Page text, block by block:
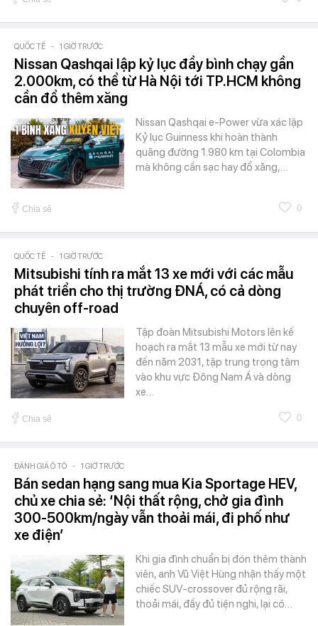
QUỐC TẾ - 1 GIỜ TRƯỚC
Nissan Qashqai lập kỷ lục đầy bình chạy gần
2.000km, có thể từ Hà Nội tới TP.HCM không
cần đổ thêm xăng
Nissan Qashqai e-Power vừa xác lập
Kỷ lục Guinness khi hoàn thành
quãng đường 1.980 km tại Colombia
mà không cần sạc hay đổ xăng,…
Chia sẻ 0
QUỐC TẾ - 1 GIỜ TRƯỚC
Mitsubishi tính ra mắt 13 xe mới với các mẫu
phát triển cho thị trường ĐNÁ, có cả dòng
chuyên off-road
Tập đoàn Mitsubishi Motors lên kế
hoạch ra mắt 13 mẫu xe mới từ nay
đến năm 2031, tập trung trọng tâm
vào khu vực Đông Nam Á và dòng
xe…
Chia sẻ 0
ĐÁNH GIÁ Ô TÔ - 1 GIỜ TRƯỚC
Bán sedan hạng sang mua Kia Sportage HEV,
chủ xe chia sẻ: ‘Nội thất rộng, chở gia đình
300-500km/ngày vẫn thoải mái, đi phố như
xe điện’
Khi gia đình chuẩn bị đón thêm thành
viên, anh Vũ Việt Hùng nhận thấy một
chiếc SUV-crossover đủ rộng rãi,
thoải mái, đầy đủ tiện nghi, lại có…